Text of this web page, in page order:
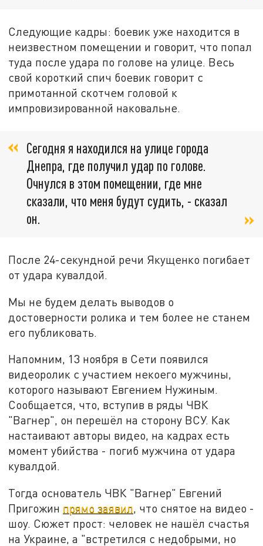
Следующие кадры: боевик уже находится в
неизвестном помещении и говорит, что попал
туда после удара по голове на улице. Весь
свой короткий спич боевик говорит с
примотанной скотчем головой к
импровизированной наковальне.
Сегодня я находился на улице города
Днепра, где получил удар по голове.
Очнулся в этом помещении, где мне
сказали, что меня будут судить, - сказал
он.
После 24-секундной речи Якущенко погибает
от удара кувалдой.
Мы не будем делать выводов о
достоверности ролика и тем более не станем
его публиковать.
Напомним, 13 ноября в Сети появился
видеоролик с участием некоего мужчины,
которого называют Евгением Нужиным.
Сообщается, что, вступив в ряды ЧВК
"Вагнер", он перешёл на сторону ВСУ. Как
настаивают авторы видео, на кадрах есть
момент убийства - погиб мужчина от удара
кувалдой.
Тогда основатель ЧВК "Вагнер" Евгений
Пригожин прямо заявил, что снятое на видео -
шоу. Сюжет прост: человек не нашёл счастья
на Украине, а "встретился с недобрыми, но